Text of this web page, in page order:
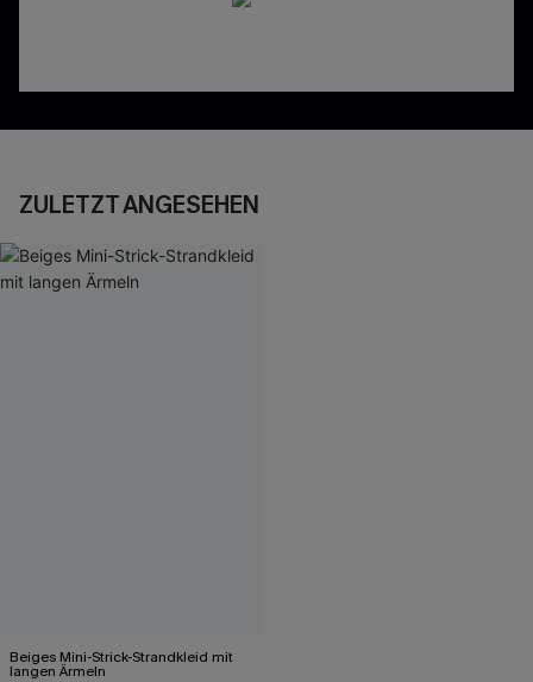
ZULETZT ANGESEHEN
Beiges Mini-Strick-Strandkleid mit
langen Ärmeln